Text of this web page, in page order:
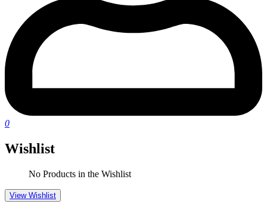
0
Wishlist
No Products in the Wishlist
View Wishlist